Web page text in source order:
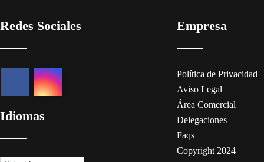
Redes Sociales
Idiomas
Empresa
Política de Privacidad
Aviso Legal
Área Comercial
Delegaciones
Faqs
Copyright 2024